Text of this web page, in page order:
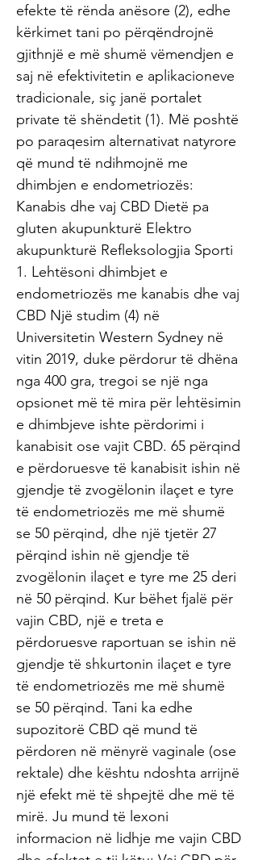
efekte të rënda anësore (2), edhe
kërkimet tani po përqëndrojnë
gjithnjë e më shumë vëmendjen e
saj në efektivitetin e aplikacioneve
tradicionale, siç janë portalet
private të shëndetit (1). Më poshtë
po paraqesim alternativat natyrore
që mund të ndihmojnë me
dhimbjen e endometriozës:
Kanabis dhe vaj CBD Dietë pa
gluten akupunkturë Elektro
akupunkturë Refleksologjia Sporti
1. Lehtësoni dhimbjet e
endometriozës me kanabis dhe vaj
CBD Një studim (4) në
Universitetin Western Sydney në
vitin 2019, duke përdorur të dhëna
nga 400 gra, tregoi se një nga
opsionet më të mira për lehtësimin
e dhimbjeve ishte përdorimi i
kanabisit ose vajit CBD. 65 përqind
e përdoruesve të kanabisit ishin në
gjendje të zvogëlonin ilaçet e tyre
të endometriozës me më shumë
se 50 përqind, dhe një tjetër 27
përqind ishin në gjendje të
zvogëlonin ilaçet e tyre me 25 deri
në 50 përqind. Kur bëhet fjalë për
vajin CBD, një e treta e
përdoruesve raportuan se ishin në
gjendje të shkurtonin ilaçet e tyre
të endometriozës me më shumë
se 50 përqind. Tani ka edhe
supozitorë CBD që mund të
përdoren në mënyrë vaginale (ose
rektale) dhe kështu ndoshta arrijnë
një efekt më të shpejtë dhe më të
mirë. Ju mund të lexoni
informacion në lidhje me vajin CBD